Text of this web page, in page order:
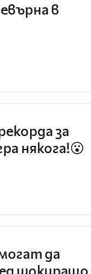
в
за
някога!😮
да
шокиращо